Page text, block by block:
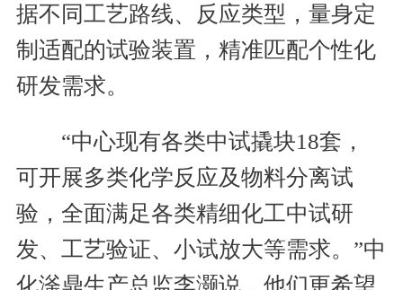
据不同工艺路线、反应类型，量身定
制适配的试验装置，精准匹配个性化
研发需求。
“中心现有各类中试撬块18套，
可开展多类化学反应及物料分离试
验，全面满足各类精细化工中试研
发、工艺验证、小试放大等需求。”中
化滏鼎生产总监李灏说，他们更希望